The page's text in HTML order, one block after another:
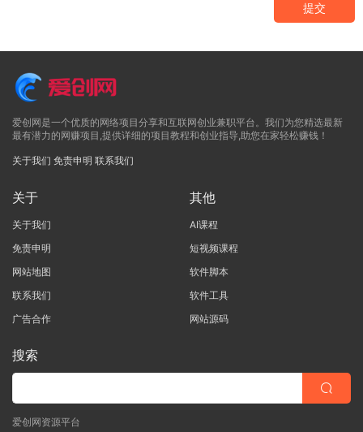
提交
爱创网是一个优质的网络项目分享和互联网创业兼职平台。我们为您精选最新
最有潜力的网赚项目,提供详细的项目教程和创业指导,助您在家轻松赚钱！
关于我们 免责申明 联系我们
关于
关于我们
免责申明
网站地图
联系我们
广告合作
其他
AI课程
短视频课程
软件脚本
软件工具
网站源码
搜索
爱创网资源平台